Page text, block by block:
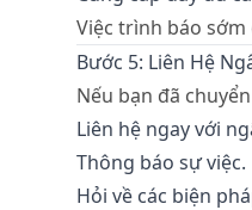
Việc trình báo
Bước 5: Liên Hệ
Nếu bạn đã
Liên hệ ngay với
Thông báo sự việc.
Hỏi về các biện